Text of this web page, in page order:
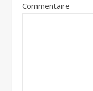
Commentaire